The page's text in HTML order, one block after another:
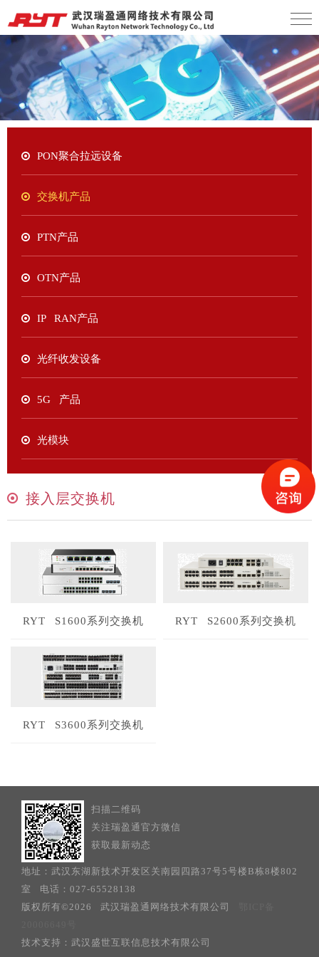
PON聚合拉远设备
交换机产品
PTN产品
OTN产品
IP RAN产品
光纤收发设备
5G 产品
光模块
接入层交换机
+
RYT S1600系列交换机 RYT S2600系列交换机
+
RYT S3600系列交换机
扫描二维码
关注瑞盈通官方微信
获取最新动态
地址：武汉东湖新技术开发区关南园四路37号5号楼B栋8楼802
室 电话：027-65528138
版权所有©2026 武汉瑞盈通网络技术有限公司
技术支持：武汉盛世互联信息技术有限公司